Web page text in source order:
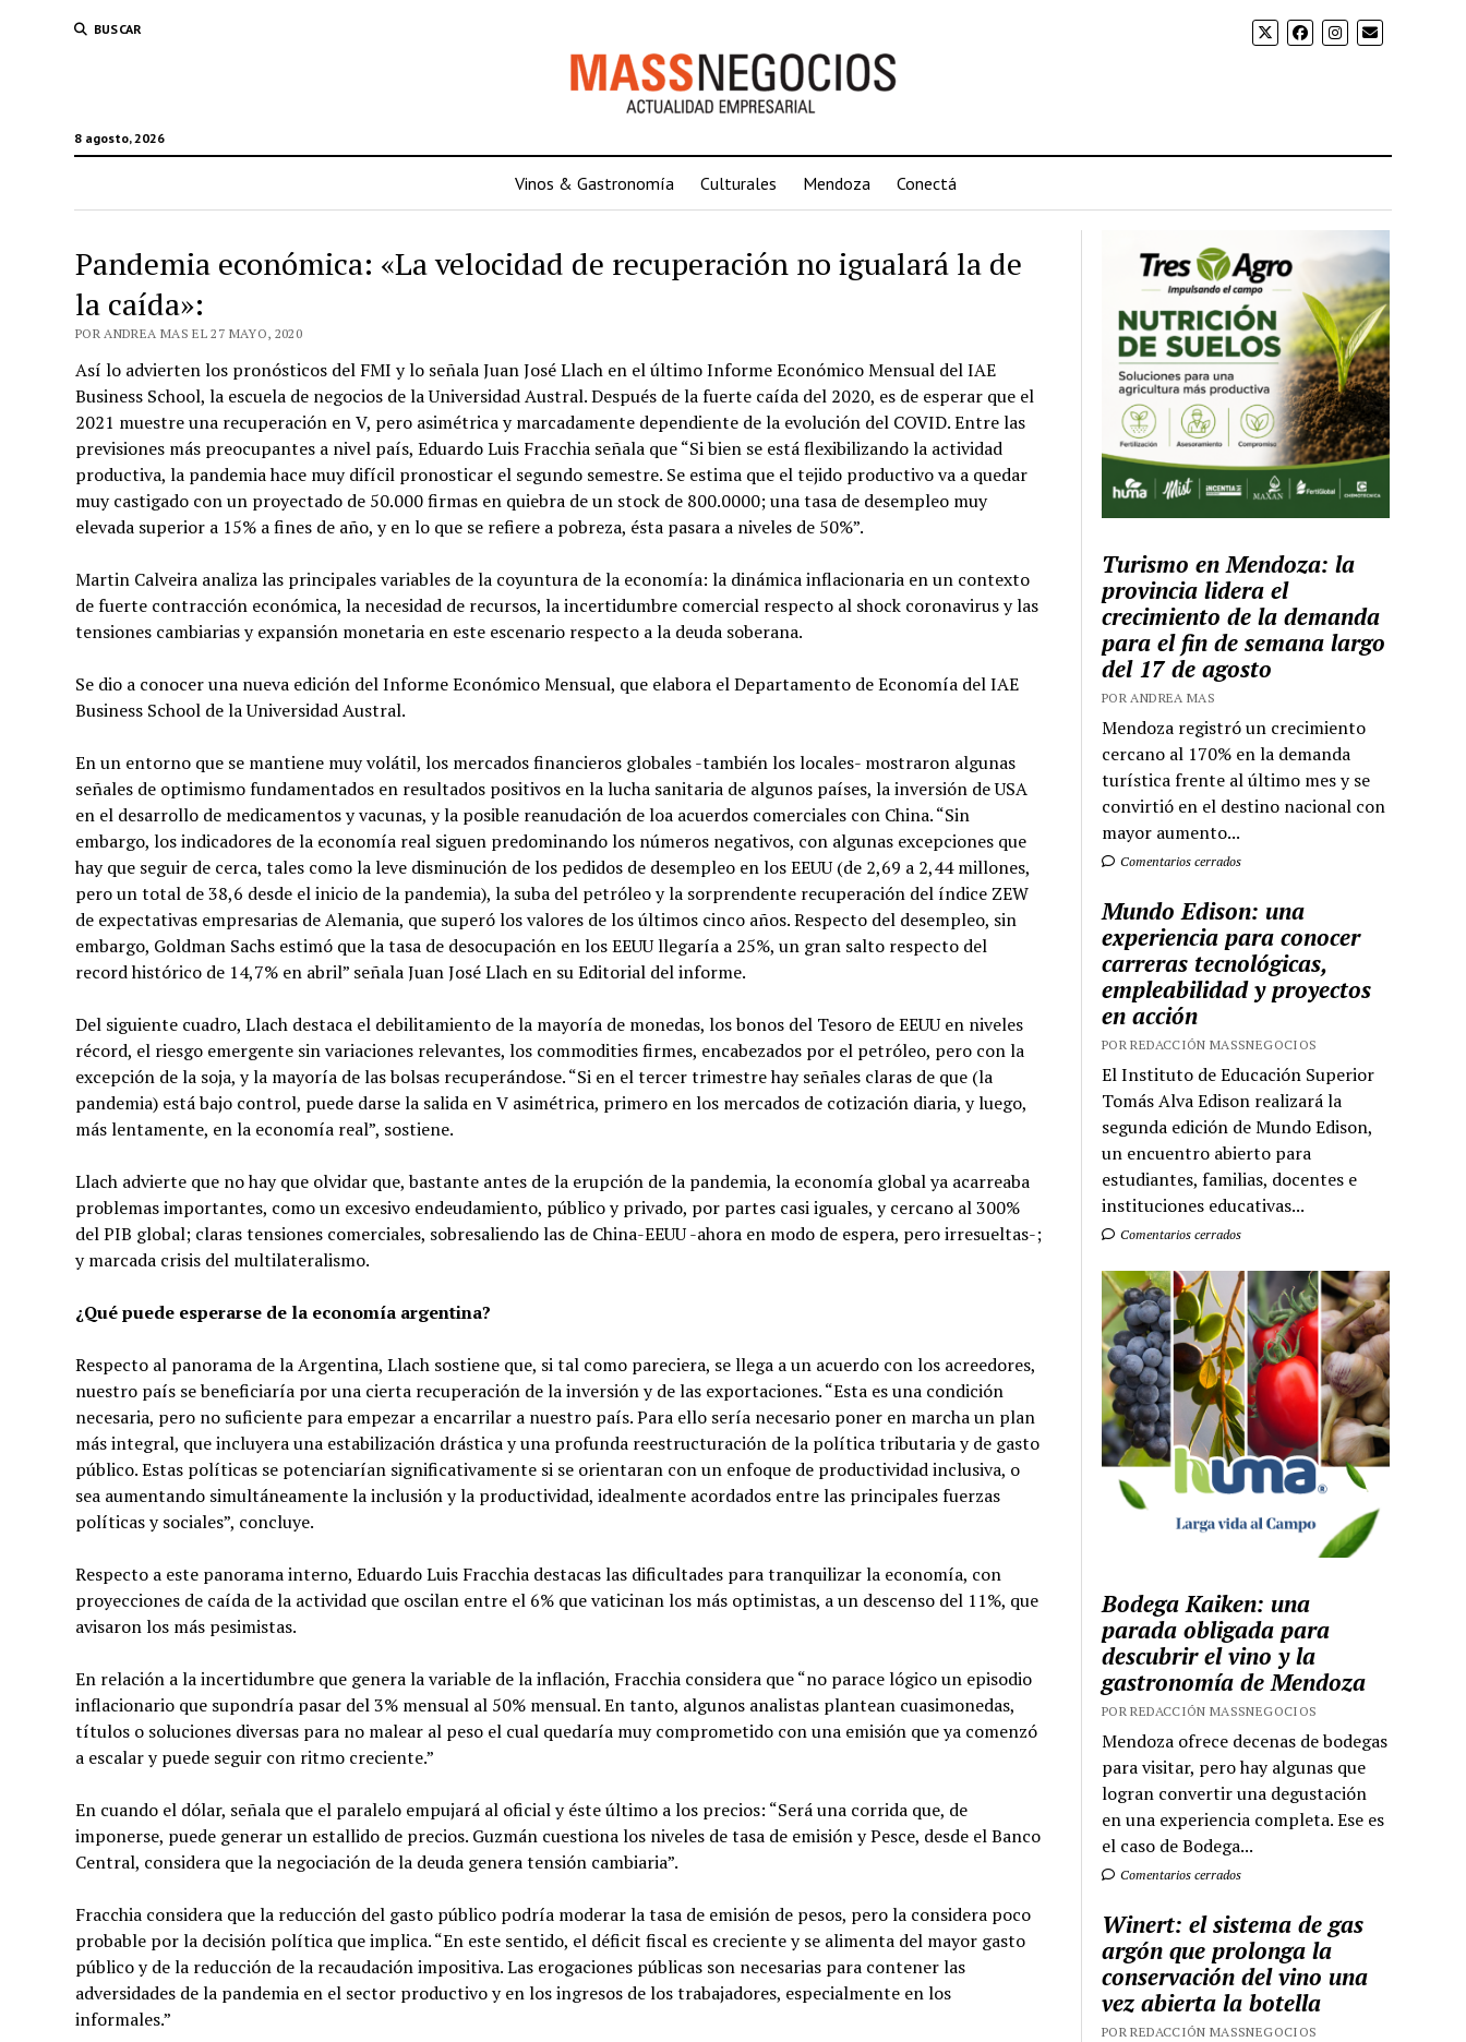
BUSCAR
8 agosto, 2026
Vinos & Gastronomía Culturales Mendoza Conectá
Pandemia económica: «La velocidad de recuperación no igualará la de
la caída»:
POR ANDREA MAS EL 27 MAYO, 2020
Así lo advierten los pronósticos del FMI y lo señala Juan José Llach en el último Informe Económico Mensual del IAE
Business School, la escuela de negocios de la Universidad Austral. Después de la fuerte caída del 2020, es de esperar que el
2021 muestre una recuperación en V, pero asimétrica y marcadamente dependiente de la evolución del COVID. Entre las
previsiones más preocupantes a nivel país, Eduardo Luis Fracchia señala que “Si bien se está flexibilizando la actividad
productiva, la pandemia hace muy difícil pronosticar el segundo semestre. Se estima que el tejido productivo va a quedar
muy castigado con un proyectado de 50.000 firmas en quiebra de un stock de 800.0000; una tasa de desempleo muy
elevada superior a 15% a fines de año, y en lo que se refiere a pobreza, ésta pasara a niveles de 50%”.
Martin Calveira analiza las principales variables de la coyuntura de la economía: la dinámica inflacionaria en un contexto
de fuerte contracción económica, la necesidad de recursos, la incertidumbre comercial respecto al shock coronavirus y las
tensiones cambiarias y expansión monetaria en este escenario respecto a la deuda soberana.
Se dio a conocer una nueva edición del Informe Económico Mensual, que elabora el Departamento de Economía del IAE
Business School de la Universidad Austral.
En un entorno que se mantiene muy volátil, los mercados financieros globales -también los locales- mostraron algunas
señales de optimismo fundamentados en resultados positivos en la lucha sanitaria de algunos países, la inversión de USA
en el desarrollo de medicamentos y vacunas, y la posible reanudación de loa acuerdos comerciales con China. “Sin
embargo, los indicadores de la economía real siguen predominando los números negativos, con algunas excepciones que
hay que seguir de cerca, tales como la leve disminución de los pedidos de desempleo en los EEUU (de 2,69 a 2,44 millones,
pero un total de 38,6 desde el inicio de la pandemia), la suba del petróleo y la sorprendente recuperación del índice ZEW
de expectativas empresarias de Alemania, que superó los valores de los últimos cinco años. Respecto del desempleo, sin
embargo, Goldman Sachs estimó que la tasa de desocupación en los EEUU llegaría a 25%, un gran salto respecto del
record histórico de 14,7% en abril” señala Juan José Llach en su Editorial del informe.
Del siguiente cuadro, Llach destaca el debilitamiento de la mayoría de monedas, los bonos del Tesoro de EEUU en niveles
récord, el riesgo emergente sin variaciones relevantes, los commodities firmes, encabezados por el petróleo, pero con la
excepción de la soja, y la mayoría de las bolsas recuperándose. “Si en el tercer trimestre hay señales claras de que (la
pandemia) está bajo control, puede darse la salida en V asimétrica, primero en los mercados de cotización diaria, y luego,
más lentamente, en la economía real”, sostiene.
Llach advierte que no hay que olvidar que, bastante antes de la erupción de la pandemia, la economía global ya acarreaba
problemas importantes, como un excesivo endeudamiento, público y privado, por partes casi iguales, y cercano al 300%
del PIB global; claras tensiones comerciales, sobresaliendo las de China-EEUU -ahora en modo de espera, pero irresueltas-;
y marcada crisis del multilateralismo.
¿Qué puede esperarse de la economía argentina?
Respecto al panorama de la Argentina, Llach sostiene que, si tal como pareciera, se llega a un acuerdo con los acreedores,
nuestro país se beneficiaría por una cierta recuperación de la inversión y de las exportaciones. “Esta es una condición
necesaria, pero no suficiente para empezar a encarrilar a nuestro país. Para ello sería necesario poner en marcha un plan
más integral, que incluyera una estabilización drástica y una profunda reestructuración de la política tributaria y de gasto
público. Estas políticas se potenciarían significativamente si se orientaran con un enfoque de productividad inclusiva, o
sea aumentando simultáneamente la inclusión y la productividad, idealmente acordados entre las principales fuerzas
políticas y sociales”, concluye.
Respecto a este panorama interno, Eduardo Luis Fracchia destacas las dificultades para tranquilizar la economía, con
proyecciones de caída de la actividad que oscilan entre el 6% que vaticinan los más optimistas, a un descenso del 11%, que
avisaron los más pesimistas.
En relación a la incertidumbre que genera la variable de la inflación, Fracchia considera que “no parace lógico un episodio
inflacionario que supondría pasar del 3% mensual al 50% mensual. En tanto, algunos analistas plantean cuasimonedas,
títulos o soluciones diversas para no malear al peso el cual quedaría muy comprometido con una emisión que ya comenzó
a escalar y puede seguir con ritmo creciente.”
En cuando el dólar, señala que el paralelo empujará al oficial y éste último a los precios: “Será una corrida que, de
imponerse, puede generar un estallido de precios. Guzmán cuestiona los niveles de tasa de emisión y Pesce, desde el Banco
Central, considera que la negociación de la deuda genera tensión cambiaria”.
Fracchia considera que la reducción del gasto público podría moderar la tasa de emisión de pesos, pero la considera poco
probable por la decisión política que implica. “En este sentido, el déficit fiscal es creciente y se alimenta del mayor gasto
público y de la reducción de la recaudación impositiva. Las erogaciones públicas son necesarias para contener las
adversidades de la pandemia en el sector productivo y en los ingresos de los trabajadores, especialmente en los
informales.”
Turismo en Mendoza: la
provincia lidera el
crecimiento de la demanda
para el fin de semana largo
del 17 de agosto
POR ANDREA MAS
Mendoza registró un crecimiento
cercano al 170% en la demanda
turística frente al último mes y se
convirtió en el destino nacional con
mayor aumento...
Comentarios cerrados
Mundo Edison: una
experiencia para conocer
carreras tecnológicas,
empleabilidad y proyectos
en acción
POR REDACCIÓN MASSNEGOCIOS
El Instituto de Educación Superior
Tomás Alva Edison realizará la
segunda edición de Mundo Edison,
un encuentro abierto para
estudiantes, familias, docentes e
instituciones educativas...
Comentarios cerrados
Bodega Kaiken: una
parada obligada para
descubrir el vino y la
gastronomía de Mendoza
POR REDACCIÓN MASSNEGOCIOS
Mendoza ofrece decenas de bodegas
para visitar, pero hay algunas que
logran convertir una degustación
en una experiencia completa. Ese es
el caso de Bodega...
Comentarios cerrados
Winert: el sistema de gas
argón que prolonga la
conservación del vino una
vez abierta la botella
POR REDACCIÓN MASSNEGOCIOS